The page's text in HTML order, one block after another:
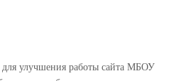
улучшения работы сайта МБОУ